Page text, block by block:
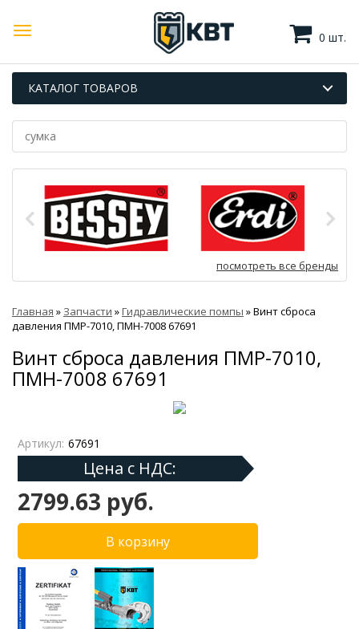
0 шт.
КАТАЛОГ ТОВАРОВ
посмотреть все бренды
Главная » Запчасти »Гидравлические помпы »Винт сброса
давления ПМР-7010, ПМН-7008 67691
Винт сброса давления ПМР-7010,
ПМН-7008 67691
Артикул: 67691
Цена с НДС:
2799.63 руб.